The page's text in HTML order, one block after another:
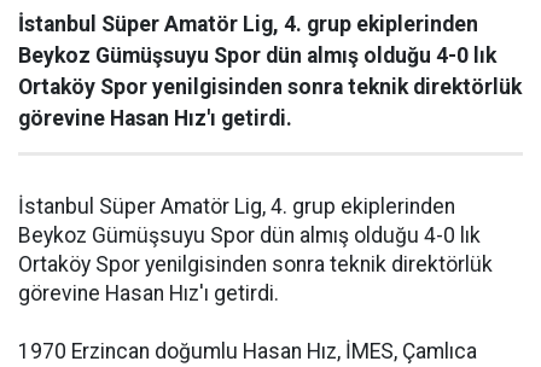
İstanbul Süper Amatör Lig, 4. grup ekiplerinden
Beykoz Gümüşsuyu Spor dün almış olduğu 4-0 lık
Ortaköy Spor yenilgisinden sonra teknik direktörlük
görevine Hasan Hız'ı getirdi.
İstanbul Süper Amatör Lig, 4. grup ekiplerinden
Beykoz Gümüşsuyu Spor dün almış olduğu 4-0 lık
Ortaköy Spor yenilgisinden sonra teknik direktörlük
görevine Hasan Hız'ı getirdi.
1970 Erzincan doğumlu Hasan Hız, İMES, Çamlıca